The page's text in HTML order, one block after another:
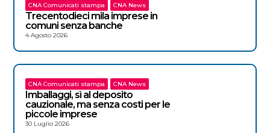
CNA Comunicati stampa CNA News
Trecentodieci mila imprese in
comuni senza banche
4 Agosto 2026
CNA Comunicati stampa CNA News
Imballaggi, sì al deposito
cauzionale, ma senza costi per le
piccole imprese
30 Luglio 2026